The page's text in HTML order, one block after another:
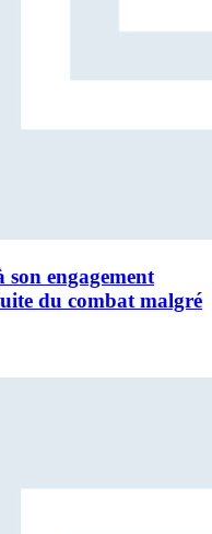
engagement
du combat malgré